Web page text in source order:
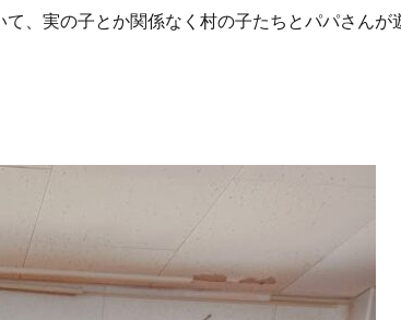
、実の子とか関係なく村の子たちとパパさんが